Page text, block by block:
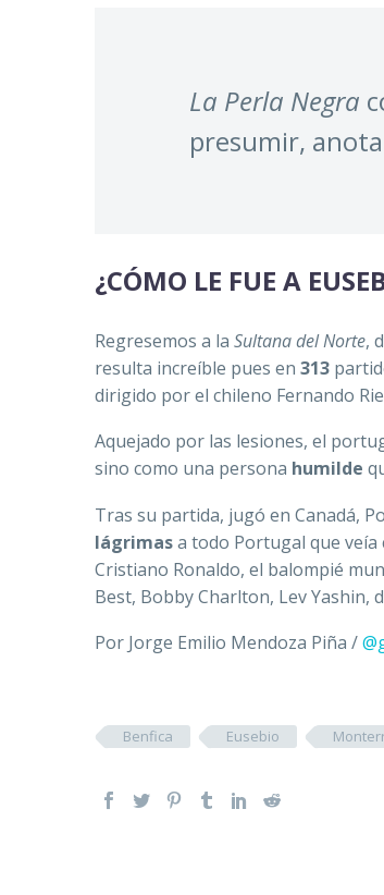
La Perla Negra
presumir,
¿CÓMO LE FUE A
Regresemos a la Sultana del Norte,
resulta increíble pues en 313
dirigido por el chileno Fernando
Aquejado por las lesiones, el
sino como una persona humilde
Tras su partida, jugó en Canadá,
lágrimasa todo Portugal que veía
Cristiano Ronaldo, el balompié
Best, Bobby Charlton, Lev Yashin,
Por Jorge Emilio Mendoza Piña /
Benfica Eusebio